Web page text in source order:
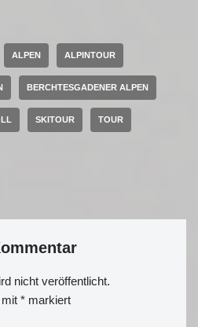
ALPEN ALPINTOUR
BERCHTESGADENER ALPEN
SKITOUR TOUR
nicht veröffentlicht.
* markiert